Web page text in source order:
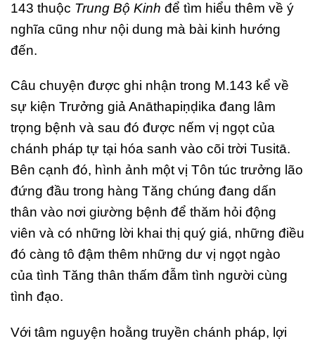
143 thuộc Trung Bộ Kinh để tìm hiểu thêm về ý
nghĩa cũng như nội dung mà bài kinh hướng
đến.
Câu chuyện được ghi nhận trong M.143 kể về
sự kiện Trưởng giả Anāthapiṇḍika đang lâm
trọng bệnh và sau đó được nếm vị ngọt của
chánh pháp tự tại hóa sanh vào cõi trời Tusitā.
Bên cạnh đó, hình ảnh một vị Tôn túc trưởng lão
đứng đầu trong hàng Tăng chúng đang dấn
thân vào nơi giường bệnh để thăm hỏi động
viên và có những lời khai thị quý giá, những điều
đó càng tô đậm thêm những dư vị ngọt ngào
của tình Tăng thân thấm đẫm tình người cùng
tình đạo.
Với tâm nguyện hoằng truyền chánh pháp, lợi